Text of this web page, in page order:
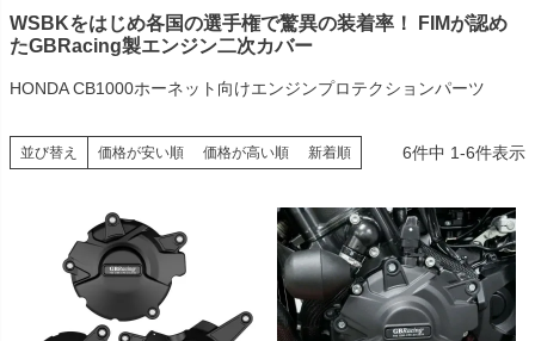
WSBKをはじめ各国の選手権で驚異の装着率！ FIMが認め
たGBRacing製エンジン二次カバー
HONDA CB1000ホーネット向けエンジンプロテクションパーツ
並び替え 価格が安い順 価格が高い順 新着順 6件中 1-6件表示